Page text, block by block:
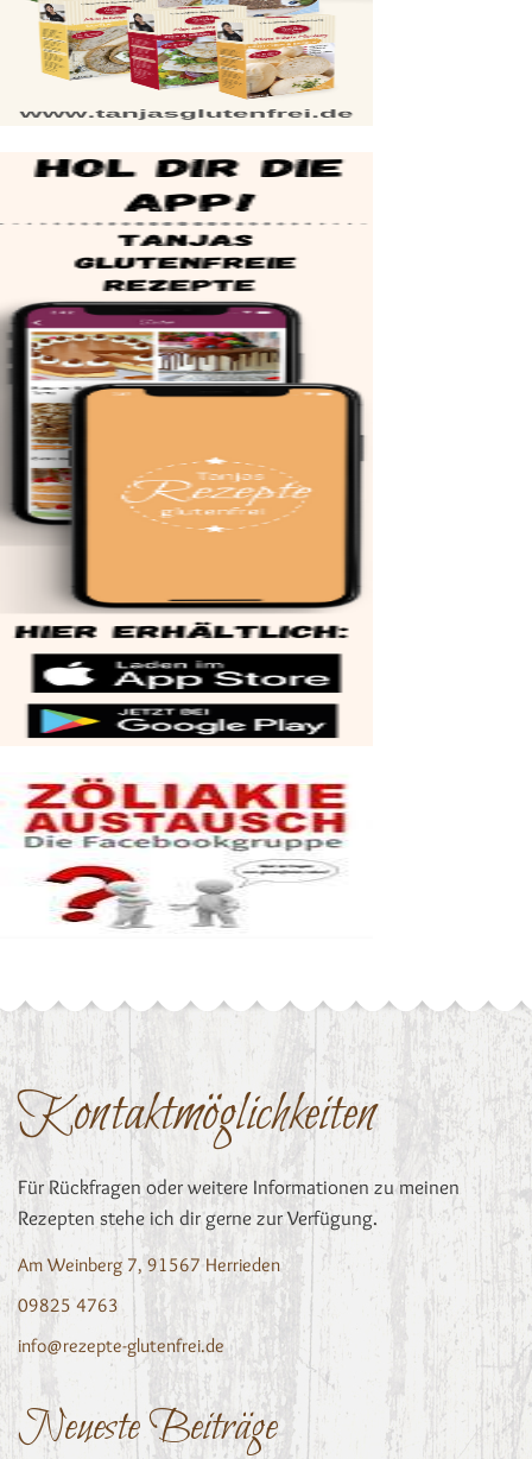
Kontaktmöglichkeiten
Für Rückfragen oder weitere Informationen zu meinen
Rezepten stehe ich dir gerne zur Verfügung.
Am Weinberg 7, 91567 Herrieden
09825 4763
info@rezepte-glutenfrei.de
Neueste Beiträge